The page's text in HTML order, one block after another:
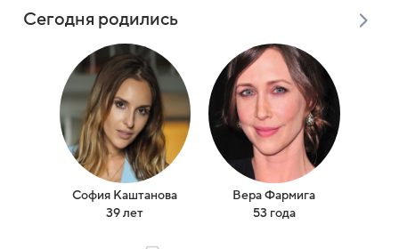
Сегодня родились
София Каштанова
39 лет
Вера Фармига
53 года